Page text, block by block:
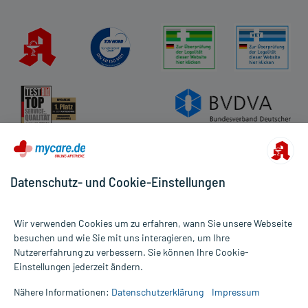
Alle Preise gelten inkl. MwSt., ggf. zzgl. Versandkosten
Informationen auf dieser Website werden ausschließlich für
die Untersuchung und Behandlung durch einen Arzt. Bitte
Datenschutz- und Cookie-Einstellungen
Wir verwenden Cookies um zu erfahren, wann Sie unsere Webseite
besuchen und wie Sie mit uns interagieren, um Ihre
Nutzererfahrung zu verbessern. Sie können Ihre Cookie-
Einstellungen jederzeit ändern.
Nähere Informationen: Datenschutzerklärung Impressum